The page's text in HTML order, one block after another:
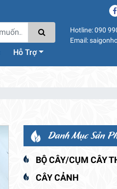
Hỗ Trợ
Hotline: 090
Email:
Danh Mục Sản
BỘ CÂY/CỤM CÂY
CÂY CẢNH